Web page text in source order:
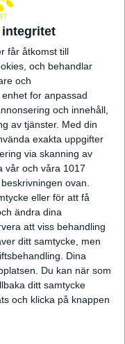
får åtkomst till
och behandlar
och
for anpassad
och innehåll,
av tjänster. Med din
exakta uppgifter
via skanning av
vår och våra 1017
ovan.
eller för att få
ändra dina
att viss behandling
ditt samtycke, men
Dina
Du kan när som
ditt samtycke
och klicka på knappen
och
tvåa i